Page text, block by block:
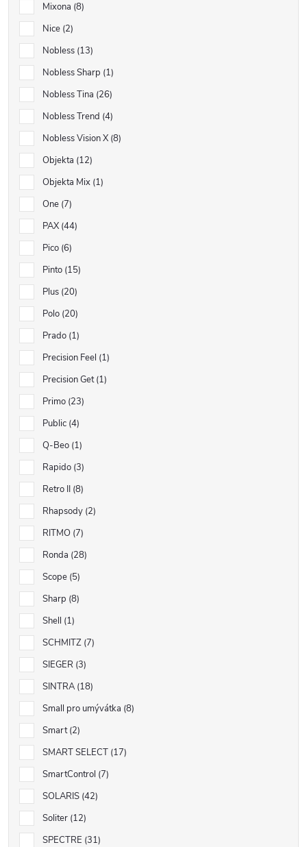
Mixona 8
Nice 2
Nobless 13
Nobless Sharp 1
Nobless Tina 26
Nobless Trend 4
Nobless Vision X 8
Objekta 12
Objekta Mix 1
One 7
PAX 44
Pico 6
Pinto 15
Plus 20
Polo 20
Prado 1
Precision Feel 1
Precision Get 1
Primo 23
Public 4
Q-Beo 1
Rapido 3
Retro II 8
Rhapsody 2
RITMO 7
Ronda 28
Scope 5
Sharp 8
Shell 1
SCHMITZ 7
SIEGER 3
SINTRA 18
Small pro umývátka 8
Smart 2
SMART SELECT 17
SmartControl 7
SOLARIS 42
Soliter 12
SPECTRE 31